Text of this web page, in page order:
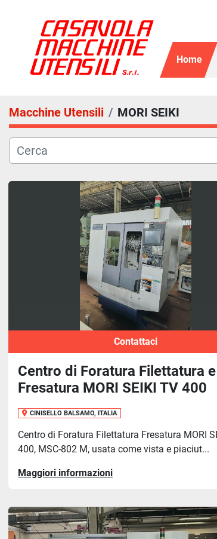
Home
Macchine Utensili MORI SEIKI
Contattaci
Centro di Foratura Filettatura e
Fresatura MORI SEIKI TV 400
CINISELLO BALSAMO, ITALIA
Centro di Foratura Filettatura Fresatura MORI
400, MSC-802 M, usata come vista e piaciut...
Maggiori informazioni